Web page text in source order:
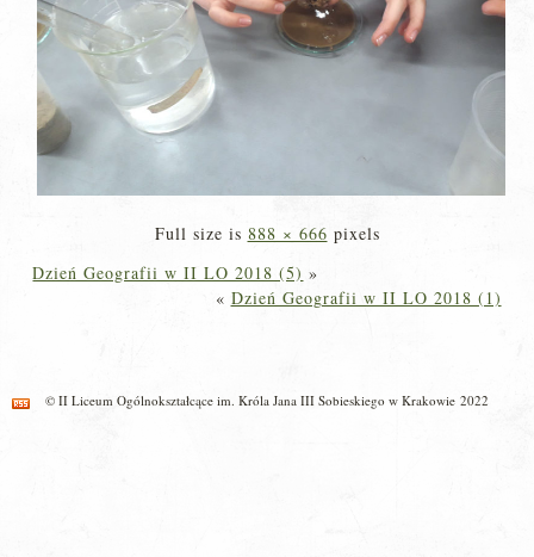
Full size is 888 × 666 pixels
Dzień Geografii w II LO 2018 (5) »
« Dzień Geografii w II LO 2018 (1)
© II Liceum Ogólnokształcące im. Króla Jana III Sobieskiego w Krakowie 2022